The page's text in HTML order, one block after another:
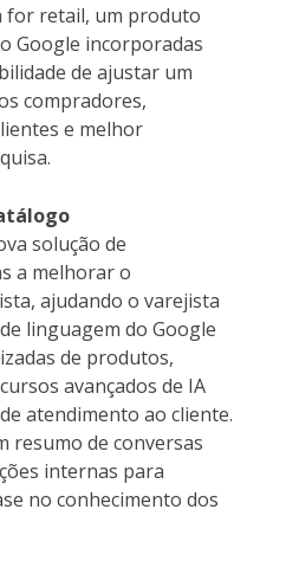
for retail, um produto
Google incorporadas
de ajustar um
compradores,
e melhor
solução de
a melhorar o
ajudando o varejista
linguagem do Google
de produtos,
avançados de IA
atendimento ao cliente.
resumo de conversas
internas para
no conhecimento dos